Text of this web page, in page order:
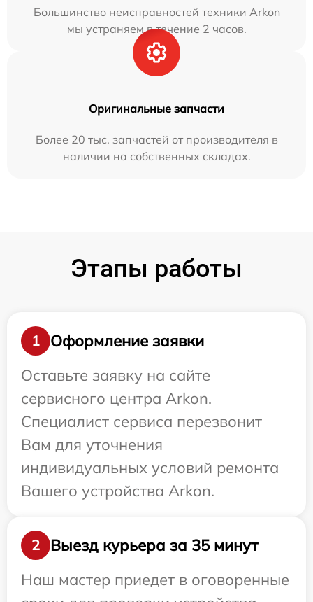
Большинство неисправностей техники Arkon
мы устраняем в течение 2 часов.
Оригинальные запчасти
Более 20 тыс. запчастей от производителя в
наличии на собственных складах.
Этапы работы
1
Оформление заявки
Оставьте заявку на сайте
сервисного центра Arkon.
Специалист сервиса перезвонит
Вам для уточнения
индивидуальных условий ремонта
Вашего устройства Arkon.
2
Выезд курьера за 35 минут
Наш мастер приедет в оговоренные